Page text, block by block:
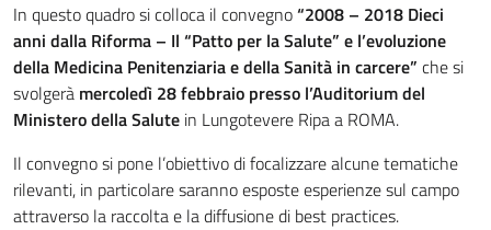
In questo quadro si colloca il convegno“2008 – 2018 Dieci
anni dalla Riforma – Il “Patto per la Salute” e l’evoluzione
della Medicina Penitenziaria e della Sanità in carcere” che si
svolgerà mercoledì 28 febbraio presso l’Auditorium del
Ministero della Salute in Lungotevere Ripa a ROMA.
Il convegno si pone l’obiettivo di focalizzare alcune tematiche
rilevanti, in particolare saranno esposte esperienze sul campo
attraverso la raccolta e la diffusione di best practices.